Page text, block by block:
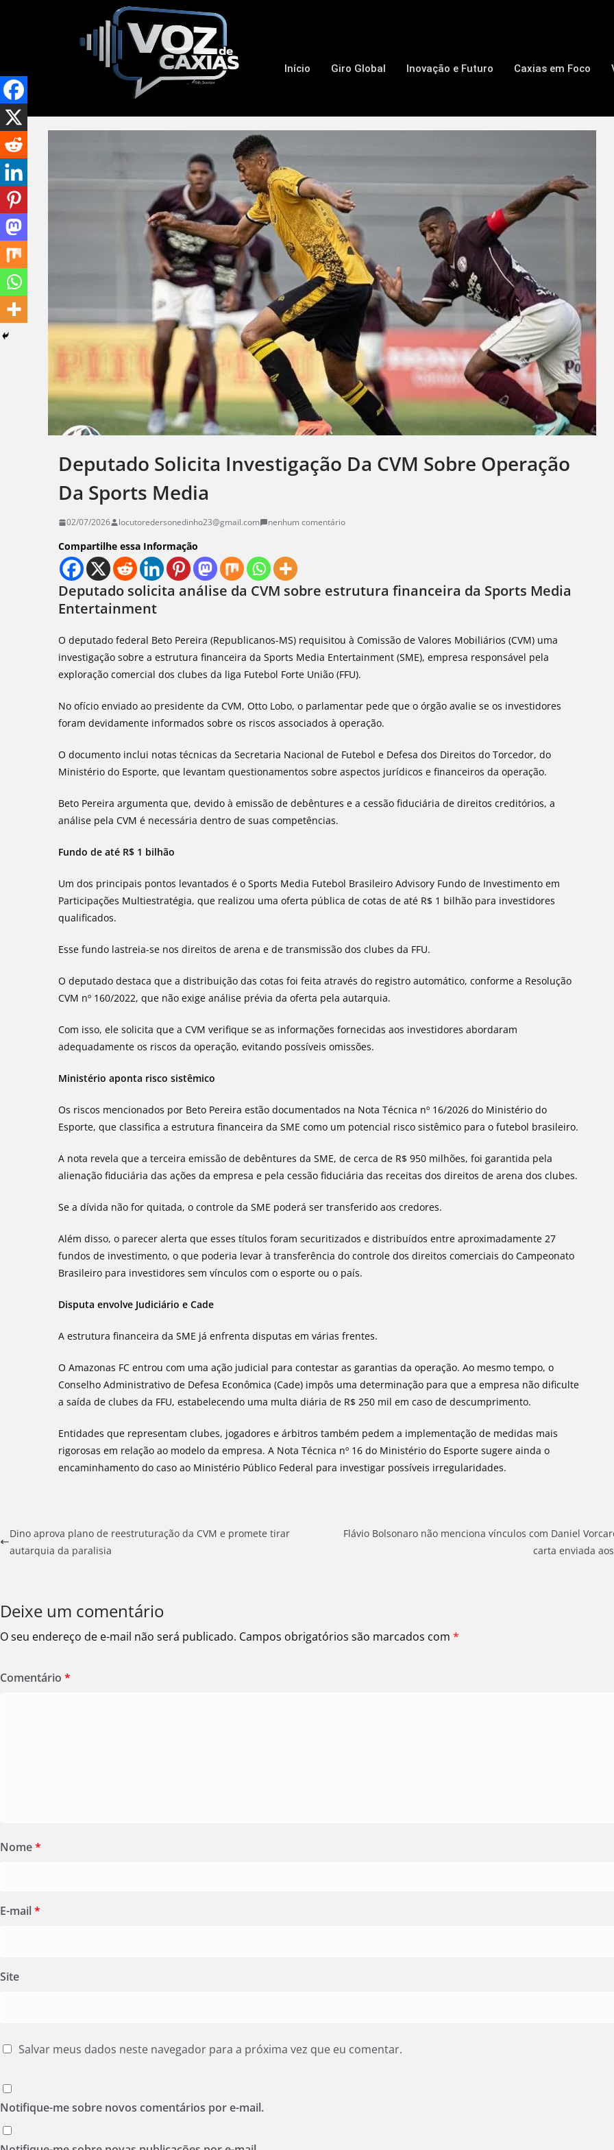
Início Giro Global Inovação e Futuro Caxias em Foco
Deputado Solicita Investigação Da CVM Sobre Operação
Da Sports Media
02/07/2026 locutoredersonedinho23@gmail.com nenhum comentário
Compartilhe essa Informação
Deputado solicita análise da CVM sobre estrutura financeira da Sports Media
Entertainment
O deputado federal Beto Pereira (Republicanos-MS) requisitou à Comissão de Valores Mobiliários (CVM) uma
investigação sobre a estrutura financeira da Sports Media Entertainment (SME), empresa responsável pela
exploração comercial dos clubes da liga Futebol Forte União (FFU).
No ofício enviado ao presidente da CVM, Otto Lobo, o parlamentar pede que o órgão avalie se os investidores
foram devidamente informados sobre os riscos associados à operação.
O documento inclui notas técnicas da Secretaria Nacional de Futebol e Defesa dos Direitos do Torcedor, do
Ministério do Esporte, que levantam questionamentos sobre aspectos jurídicos e financeiros da operação.
Beto Pereira argumenta que, devido à emissão de debêntures e a cessão fiduciária de direitos creditórios, a
análise pela CVM é necessária dentro de suas competências.
Fundo de até R$ 1 bilhão
Um dos principais pontos levantados é o Sports Media Futebol Brasileiro Advisory Fundo de Investimento em
Participações Multiestratégia, que realizou uma oferta pública de cotas de até R$ 1 bilhão para investidores
qualificados.
Esse fundo lastreia-se nos direitos de arena e de transmissão dos clubes da FFU.
O deputado destaca que a distribuição das cotas foi feita através do registro automático, conforme a Resolução
CVM nº 160/2022, que não exige análise prévia da oferta pela autarquia.
Com isso, ele solicita que a CVM verifique se as informações fornecidas aos investidores abordaram
adequadamente os riscos da operação, evitando possíveis omissões.
Ministério aponta risco sistêmico
Os riscos mencionados por Beto Pereira estão documentados na Nota Técnica nº 16/2026 do Ministério do
Esporte, que classifica a estrutura financeira da SME como um potencial risco sistêmico para o futebol brasileiro.
A nota revela que a terceira emissão de debêntures da SME, de cerca de R$ 950 milhões, foi garantida pela
alienação fiduciária das ações da empresa e pela cessão fiduciária das receitas dos direitos de arena dos clubes.
Se a dívida não for quitada, o controle da SME poderá ser transferido aos credores.
Além disso, o parecer alerta que esses títulos foram securitizados e distribuídos entre aproximadamente 27
fundos de investimento, o que poderia levar à transferência do controle dos direitos comerciais do Campeonato
Brasileiro para investidores sem vínculos com o esporte ou o país.
Disputa envolve Judiciário e Cade
A estrutura financeira da SME já enfrenta disputas em várias frentes.
O Amazonas FC entrou com uma ação judicial para contestar as garantias da operação. Ao mesmo tempo, o
Conselho Administrativo de Defesa Econômica (Cade) impôs uma determinação para que a empresa não dificulte
a saída de clubes da FFU, estabelecendo uma multa diária de R$ 250 mil em caso de descumprimento.
Entidades que representam clubes, jogadores e árbitros também pedem a implementação de medidas mais
rigorosas em relação ao modelo da empresa. A Nota Técnica nº 16 do Ministério do Esporte sugere ainda o
encaminhamento do caso ao Ministério Público Federal para investigar possíveis irregularidades.
Dino aprova plano de reestruturação da CVM e promete tirar
autarquia da paralisia
Flávio Bolsonaro não menciona vínculos com Daniel
carta enviada
Deixe um comentário
O seu endereço de e-mail não será publicado. Campos obrigatórios são marcados com *
Comentário *
Nome*
E-mail*
Site
Salvar meus dados neste navegador para a próxima vez que eu comentar.
Notifique-me sobre novos comentários por e-mail.